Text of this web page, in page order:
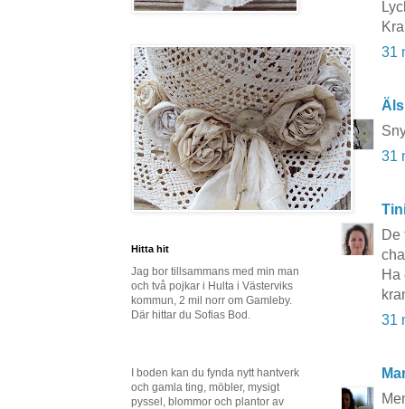
31
31
De
Ha
31
Hitta hit
Jag bor tillsammans med min man
och två pojkar i Hulta i Västerviks
kommun, 2 mil norr om Gamleby.
Där hittar du Sofias Bod.
I boden kan du fynda nytt hantverk
och gamla ting, möbler, mysigt
pyssel, blommor och plantor av